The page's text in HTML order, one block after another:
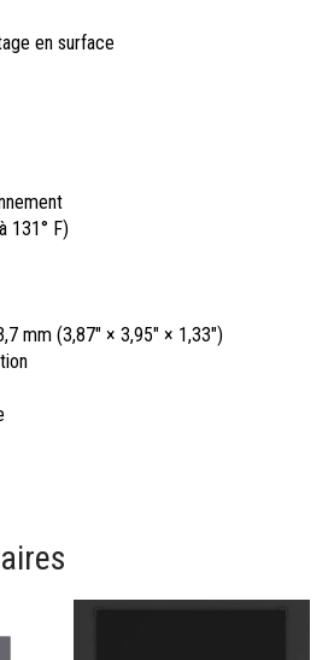
en surface
131° F)
mm (3,87″ × 3,95″ × 1,33″)